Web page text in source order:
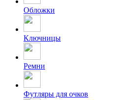
Обложки
Ключницы
Ремни
Футляры для очков